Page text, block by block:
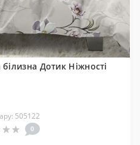
Дотик Ніжності
505122
0